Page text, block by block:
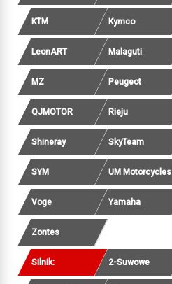
KTM Kymco
LeonART Malaguti
MZ Peugeot
QJMOTOR Rieju
Shineray SkyTeam
SYM UM Motorcycles
Voge Yamaha
Zontes
Silnik: 2-Suwowe